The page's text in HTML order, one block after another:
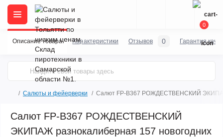
0
Салюты и фейерверки Салют FP-B367 РОЖДЕСТВЕНСКИЙ ЭКИПАЖ
Салют FP-B367 РОЖДЕСТВЕНСКИЙ
ЭКИПАЖ разнокалиберная 157 новогодних
Описание товара Характеристики Отзывов 0 Гарантия